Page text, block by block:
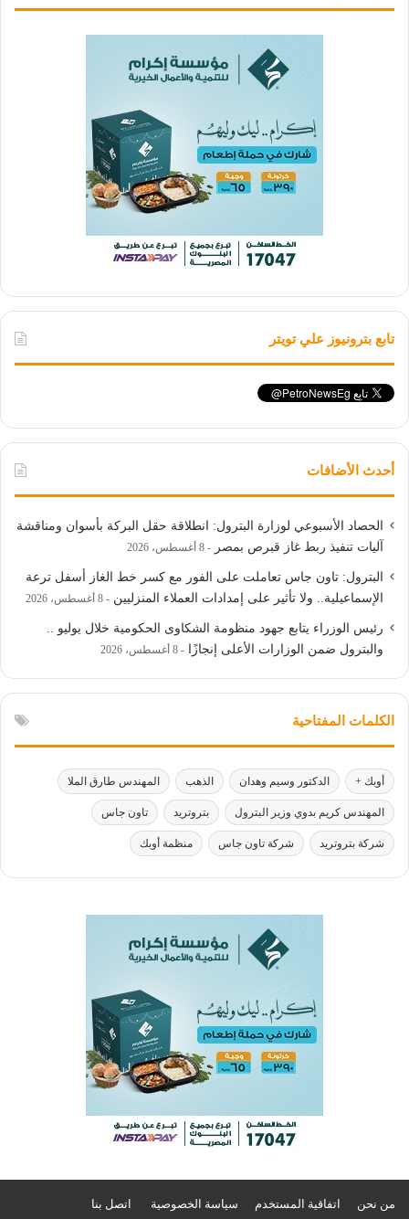
تابع بترونيوز علي تويتر
أحدث الأضافات
الحصاد الأسبوعي لوزارة البترول: انطلاقة حقل البركة بأسوان ومناقشة
آليات تنفيذ ربط غاز قبرص بمصر
8 أغسطس، 2026
البترول: تاون جاس تعاملت على الفور مع كسر خط الغاز أسفل ترعة
الإسماعيلية.. ولا تأثير على إمدادات العملاء المنزليين
8 أغسطس، 2026
رئيس الوزراء يتابع جهود منظومة الشكاوى الحكومية خلال يوليو ..
والبترول ضمن الوزارات الأعلى إنجازًا
8 أغسطس، 2026
الكلمات المفتاحية
أوبك + الدكتور وسيم وهدان الذهب المهندس طارق الملا
المهندس كريم بدوي وزير البترول بتروتريد تاون جاس
شركة بتروتريد شركة تاون جاس منظمة أوبك
من نحن اتفاقية المستخدم سياسة الخصوصية اتصل بنا